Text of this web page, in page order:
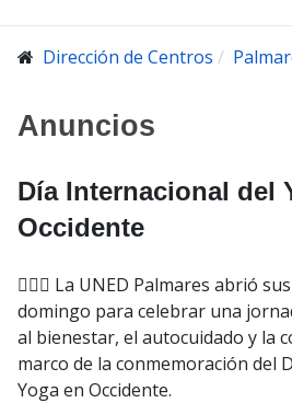
Dirección de Centros
Anuncios
Día Internacional del
Occidente
🧘‍♀️✨ La UNED Palmares abrió
domingo para celebrar una
al bienestar, el autocuidado y la
marco de la conmemoración del
Yoga en Occidente.